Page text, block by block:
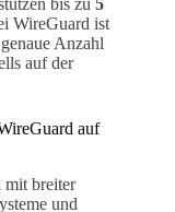
bis zu 5
WireGuard ist
Anzahl
auf der
auf
mit breiter
und